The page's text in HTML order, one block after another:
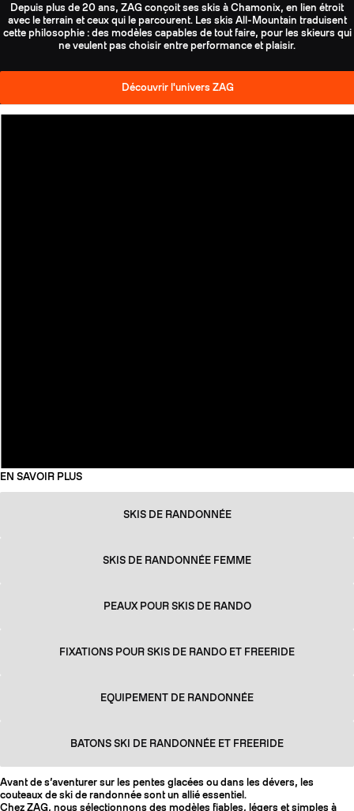
Depuis plus de 20 ans, ZAG conçoit ses skis à Chamonix, en lien étroit
avec le terrain et ceux qui le parcourent. Les skis All-Mountain traduisent
cette philosophie : des modèles capables de tout faire, pour les skieurs qui
ne veulent pas choisir entre performance et plaisir.
Découvrir l'univers ZAG
EN SAVOIR PLUS
SKIS DE RANDONNÉE
SKIS DE RANDONNÉE FEMME
PEAUX POUR SKIS DE RANDO
FIXATIONS POUR SKIS DE RANDO ET FREERIDE
EQUIPEMENT DE RANDONNÉE
BATONS SKI DE RANDONNÉE ET FREERIDE
Avant de s’aventurer sur les pentes glacées ou dans les dévers, les
couteaux de ski de randonnée sont un allié essentiel.
Chez ZAG, nous sélectionnons des modèles fiables, légers et simples à